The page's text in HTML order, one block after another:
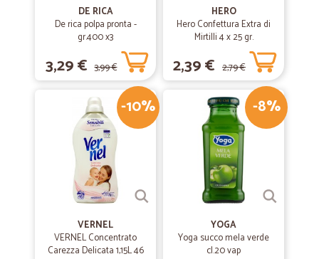
DE RICA
De rica polpa pronta -
gr.400 x3
3,29 € 3,99 €
HERO
Hero Confettura Extra di
Mirtilli 4 x 25 gr.
2,39 € 2,79 €
-10%
VERNEL
VERNEL Concentrato
Carezza Delicata 1,15L 46
-8%
YOGA
Yoga succo mela verde
cl.20 vap